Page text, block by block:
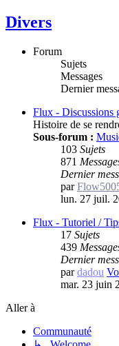
Divers
Forum
Sujets
Messages
Dernier
Flux - Discussions
Histoire de se
Sous-forum :
103 Sujets
871
Dernier
par
lun. 27 juil.
Flux - Tutoriel /
17 Sujets
439
Dernier
pardadou
mar. 23 juin
Aller à
Communauté